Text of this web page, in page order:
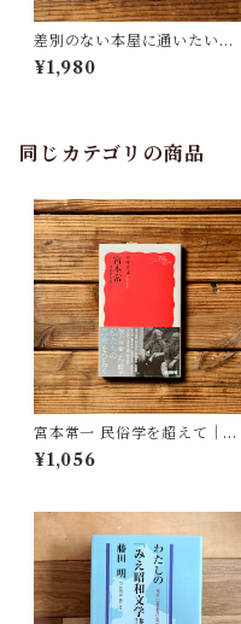
差別のない本屋に通いたい。
本好き教師の冒険の記録 | 仲川
啓介
¥1,980
同じカテゴリの商品
宮本常一 民俗学を超えて｜木
村 哲也
¥1,056